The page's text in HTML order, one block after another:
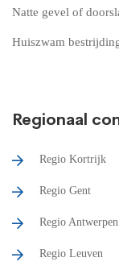
Natte gevel of
Huiszwam
Regionaal
Regio Kortrijk
Regio Gent
Regio Antwerpen
Regio Leuven